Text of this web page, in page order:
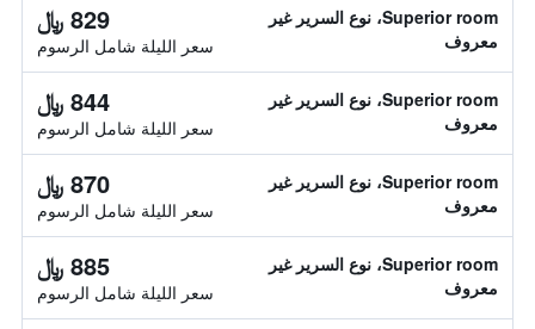
Superior room، نوع السرير غير
معروف
829 ﷼
سعر الليلة شامل الرسوم
Superior room، نوع السرير غير
معروف
844 ﷼
سعر الليلة شامل الرسوم
Superior room، نوع السرير غير
معروف
870 ﷼
سعر الليلة شامل الرسوم
Superior room، نوع السرير غير
معروف
885 ﷼
سعر الليلة شامل الرسوم